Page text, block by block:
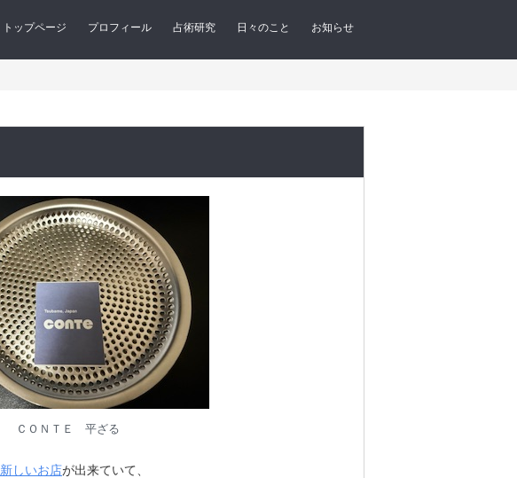
トップページ プロフィール 占術研究 日々のこと お知らせ
ＣＯＮＴＥ 平ざる
新しいお店が出来ていて、